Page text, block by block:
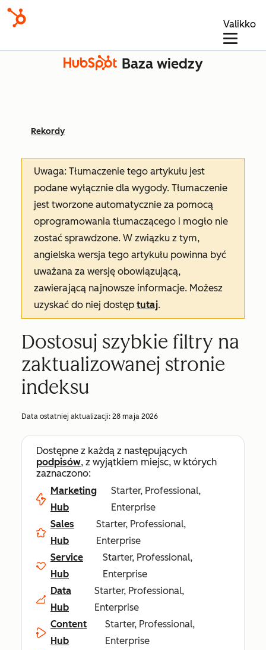
Valikko
Baza wiedzy
Rekordy
Uwaga: Tłumaczenie tego artykułu jest
podane wyłącznie dla wygody. Tłumaczenie
jest tworzone automatycznie za pomocą
oprogramowania tłumaczącego i mogło nie
zostać sprawdzone. W związku z tym,
angielska wersja tego artykułu powinna być
uważana za wersję obowiązującą,
zawierającą najnowsze informacje. Możesz
uzyskać do niej dostęp tutaj.
Dostosuj szybkie filtry na
zaktualizowanej stronie
indeksu
Data ostatniej aktualizacji: 28 maja 2026
Dostępne z każdą z następujących
podpisów, z wyjątkiem miejsc, w których
zaznaczono:
Marketing
Hub
Starter, Professional,
Enterprise
Sales
Hub
Starter, Professional,
Enterprise
Service
Hub
Starter, Professional,
Enterprise
Data
Hub
Starter, Professional,
Enterprise
Content
Hub
Starter, Professional,
Enterprise